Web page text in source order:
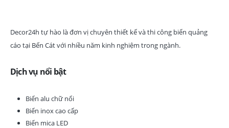
Decor24h tự hào là đơn vị chuyên thiết kế và thi công biển quảng
cáo tại Bến Cát với nhiều năm kinh nghiệm trong ngành.
Dịch vụ nổi bật
Biển alu chữ nổi
Biển inox cao cấp
Biển mica LED